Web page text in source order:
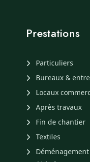
Prestations
Particuliers
Bureaux &
Locaux
Après travaux
Fin de chantier
Textiles